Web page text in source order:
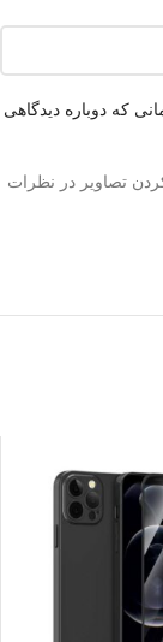
که دوباره دیدگاهی
تصاویر در نظرات